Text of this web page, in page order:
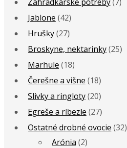
Jablone (42)
Hrušky(27)
Broskyne, nektarinky(25)
Marhule (18)
Čerešne a višne (18)
Slivky a ringloty(20)
Egreše a ríbezle (27)
Ostatné drobné ovocie (32)
Arónia (2)